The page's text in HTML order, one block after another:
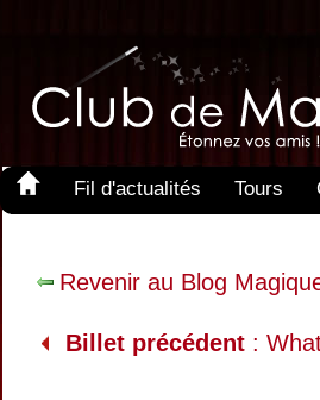
Fil d'actualités Tours
Revenir au Blog
Billet précédent :